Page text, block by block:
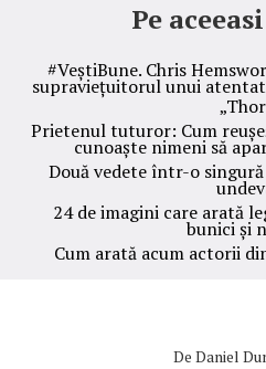
Pe
#VeștiBune. Chris
supraviețuitorul unui
Prietenul tuturor: Cum
cunoaște nimeni să
Două vedete într-o
24 de imagini care arată
bunici și
Cum arată acum actorii
De Daniel